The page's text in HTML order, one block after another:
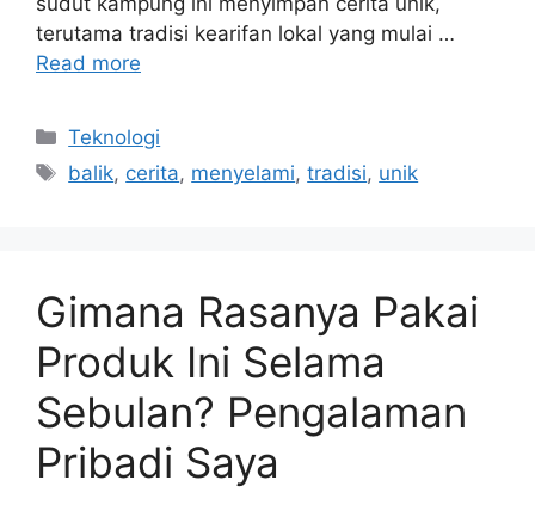
terutama tradisi kearifan lokal yang mulai …
Read more
Categories
Teknologi
Tags
balik, cerita, menyelami,tradisi, unik
Gimana Rasanya Pakai
Produk Ini Selama
Sebulan? Pengalaman
Pribadi Saya